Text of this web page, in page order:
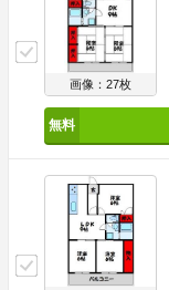
画像：27枚